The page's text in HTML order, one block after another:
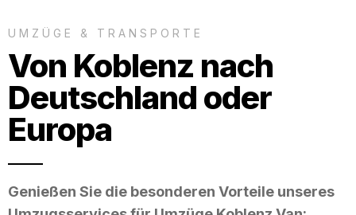
UMZÜGE & TRANSPORTE
Von Koblenz nach
Deutschland oder
Europa
Genießen Sie die besonderen Vorteile unseres